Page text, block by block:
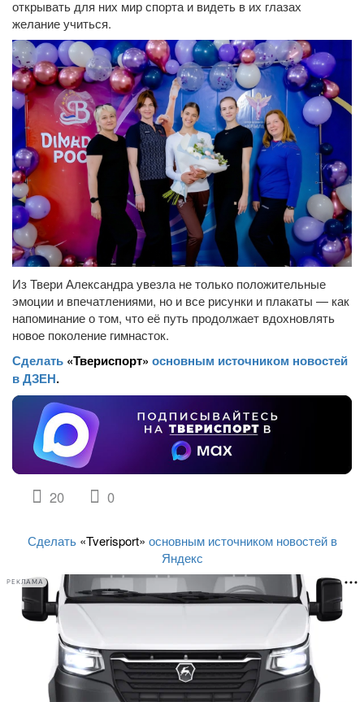
открывать для них мир спорта и видеть в их глазах
желание учиться.
Из Твери Александра увезла не только положительные
эмоции и впечатлениями, но и все рисунки и плакаты — как
напоминание о том, что её путь продолжает вдохновлять
новое поколение гимнасток.
Сделать «Твериспорт» основным источником новостей
в ДЗЕН.
20 0
Сделать «Tverisport» основным источником новостей в
Яндекс
РЕКЛАМА